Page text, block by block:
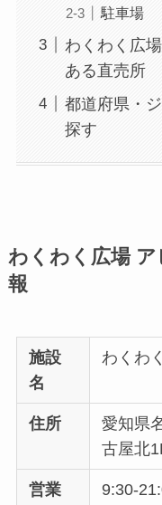
駐車場
わくわく広
ある直売所
都道府県・
探す
わくわく広場
報
施設
名
わくわ
住所
愛知県
古屋北
営業
9:30-